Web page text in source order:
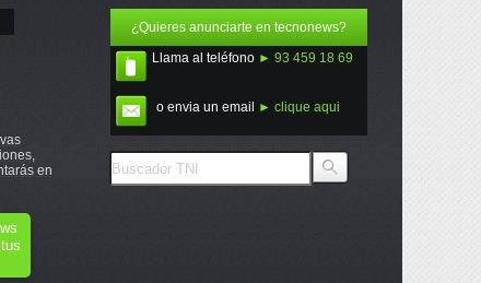
en
¿Quieres anunciarte en tecnonews?
Llama al teléfono ► 93 459 18 69
o envia un email ► clique aqui